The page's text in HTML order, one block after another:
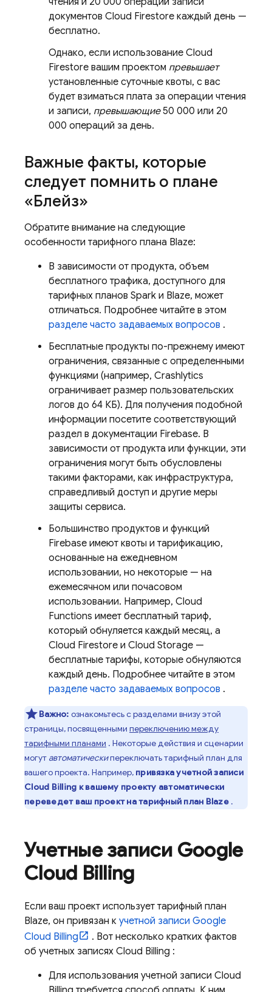
документов Cloud Firestore каждый день —
бесплатно.
Однако, если использование Cloud
Firestore вашим проектом превышает
установленные суточные квоты, с вас
будет взиматься плата за операции чтения
и записи, превышающие50 000 или 20
000 операций за день.
Важные факты, которые
следует помнить о плане
«Блейз»
Обратите внимание на следующие
особенности тарифного плана Blaze:
В зависимости от продукта, объем
бесплатного трафика, доступного для
тарифных планов Spark и Blaze, может
отличаться. Подробнее читайте в этом
разделе часто задаваемых вопросов .
Бесплатные продукты по-прежнему имеют
ограничения, связанные с определенными
функциями (например, Crashlytics
ограничивает размер пользовательских
логов до 64 КБ). Для получения подобной
информации посетите соответствующий
раздел в документации Firebase. В
зависимости от продукта или функции, эти
ограничения могут быть обусловлены
такими факторами, как инфраструктура,
справедливый доступ и другие меры
защиты сервиса.
Большинство продуктов и функций
Firebase имеют квоты и тарификацию,
основанные на ежедневном
использовании, но некоторые — на
ежемесячном или почасовом
использовании. Например, Cloud
Functions имеет бесплатный тариф,
который обнуляется каждый месяц, а
Cloud Firestore и Cloud Storage —
бесплатные тарифы, которые обнуляются
каждый день. Подробнее читайте в этом
разделе часто задаваемых вопросов .
Важно: ознакомьтесь с разделами внизу этой
страницы, посвященными переключению между
тарифными планами . Некоторые действия и сценарии
могут автоматическипереключать тарифный план для
вашего проекта. Например, привязка учетной записи
Cloud Billing к вашему проекту автоматически
переведет ваш проект на тарифный план Blaze.
Учетные записи Google
Cloud Billing
Если ваш проект использует тарифный план
Blaze, он привязан к учетной записи Google
Cloud Billing
. Вот несколько кратких фактов
об учетных записях Cloud Billing :
Для использования учетной записи Cloud